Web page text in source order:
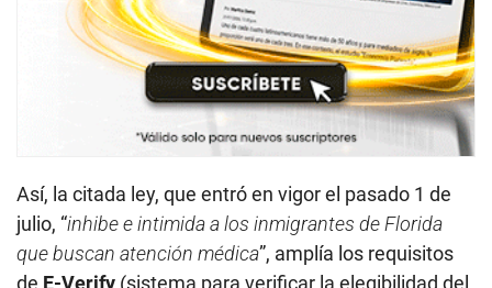
Así, la citada ley, que entró en vigor el pasado 1 de
julio, “inhibe e intimida a los inmigrantes de Florida
que buscan atención médica”, amplía los requisitos
de E-Verify (sistema para verificar la elegibilidad del